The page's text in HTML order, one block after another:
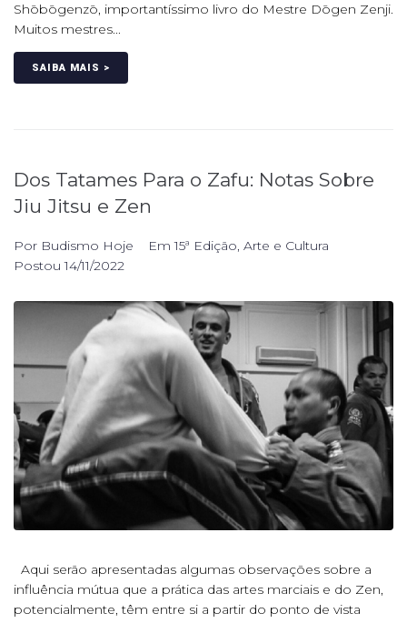
Shōbōgenzō, importantíssimo livro do Mestre Dōgen Zenji.
Muitos mestres...
SAIBA MAIS >
Dos Tatames Para o Zafu: Notas Sobre
Jiu Jitsu e Zen
Por Budismo Hoje Em15ª Edição, Arte e Cultura
Postou14/11/2022
Aqui serão apresentadas algumas observações sobre a
influência mútua que a prática das artes marciais e do Zen,
potencialmente, têm entre si a partir do ponto de vista